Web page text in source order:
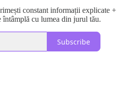
constant informații explicate +
întâmplă cu lumea din jurul tău.
Subscribe